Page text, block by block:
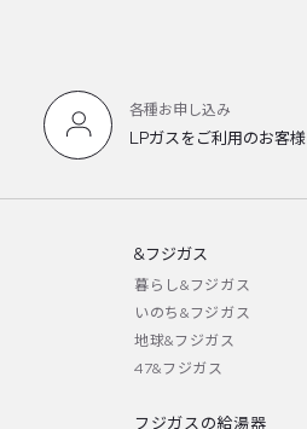
各種お申し込み
LPガスをご利用のお客様
&フジガス
暮らし&フジガス
いのち&フジガス
地球&フジガス
47&フジガス
フジガスの給湯器